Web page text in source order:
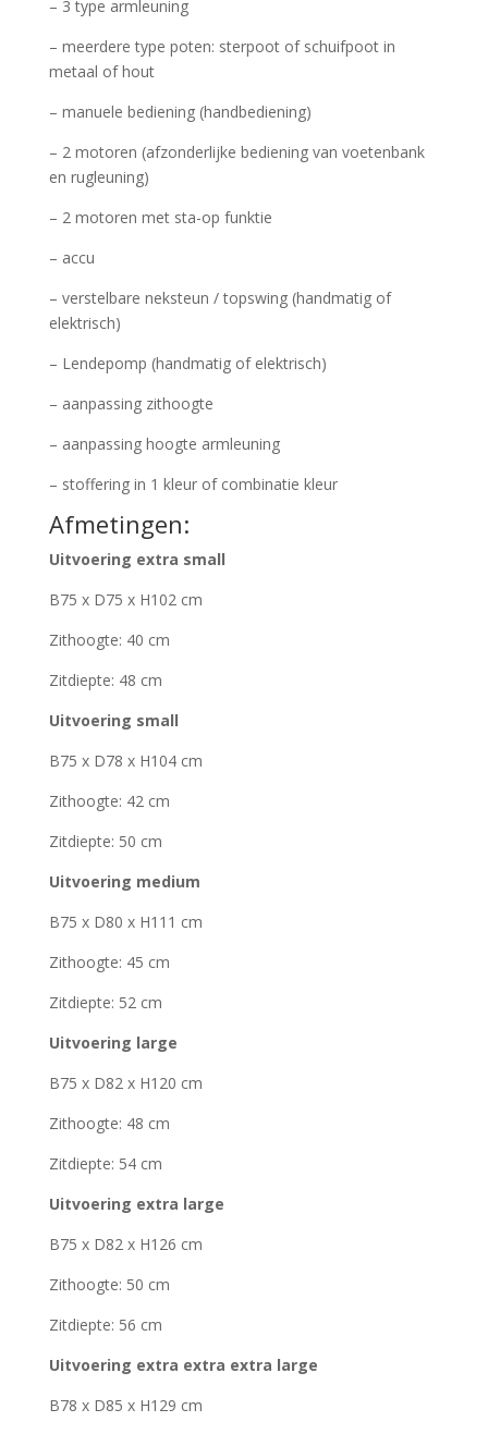
– 3 type armleuning
– meerdere type poten: sterpoot of schuifpoot in
metaal of hout
– manuele bediening (handbediening)
– 2 motoren (afzonderlijke bediening van voetenbank
en rugleuning)
– 2 motoren met sta-op funktie
– accu
– verstelbare neksteun / topswing (handmatig of
elektrisch)
– Lendepomp (handmatig of elektrisch)
– aanpassing zithoogte
– aanpassing hoogte armleuning
– stoffering in 1 kleur of combinatie kleur
Afmetingen:
Uitvoering extra small
B75 x D75 x H102 cm
Zithoogte: 40 cm
Zitdiepte: 48 cm
Uitvoering small
B75 x D78 x H104 cm
Zithoogte: 42 cm
Zitdiepte: 50 cm
Uitvoering medium
B75 x D80 x H111 cm
Zithoogte: 45 cm
Zitdiepte: 52 cm
Uitvoering large
B75 x D82 x H120 cm
Zithoogte: 48 cm
Zitdiepte: 54 cm
Uitvoering extra large
B75 x D82 x H126 cm
Zithoogte: 50 cm
Zitdiepte: 56 cm
Uitvoering extra extra extra large
B78 x D85 x H129 cm